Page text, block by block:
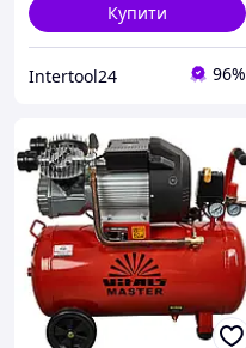
Купити
Intertool24 96%